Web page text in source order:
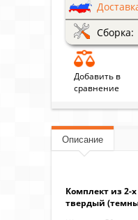
Сборка:
Добавить в
сравнение
Описание
Комплект из 2-
твердый